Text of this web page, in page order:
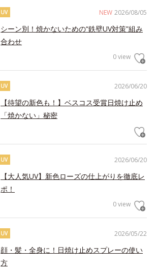
NEW 2026/08/05
UV
シーン別！焼かないための“鉄壁UV対策”組み
合わせ
0 view
2026/06/20
UV
【待望の新色も！】ベスコス受賞日焼け止め
「焼かない」秘密
2026/06/20
UV
【大人気UV】新色ローズの仕上がりを徹底レ
ポ！
0 view
2026/05/22
UV
顔・髪・全身に！日焼け止めスプレーの使い
方